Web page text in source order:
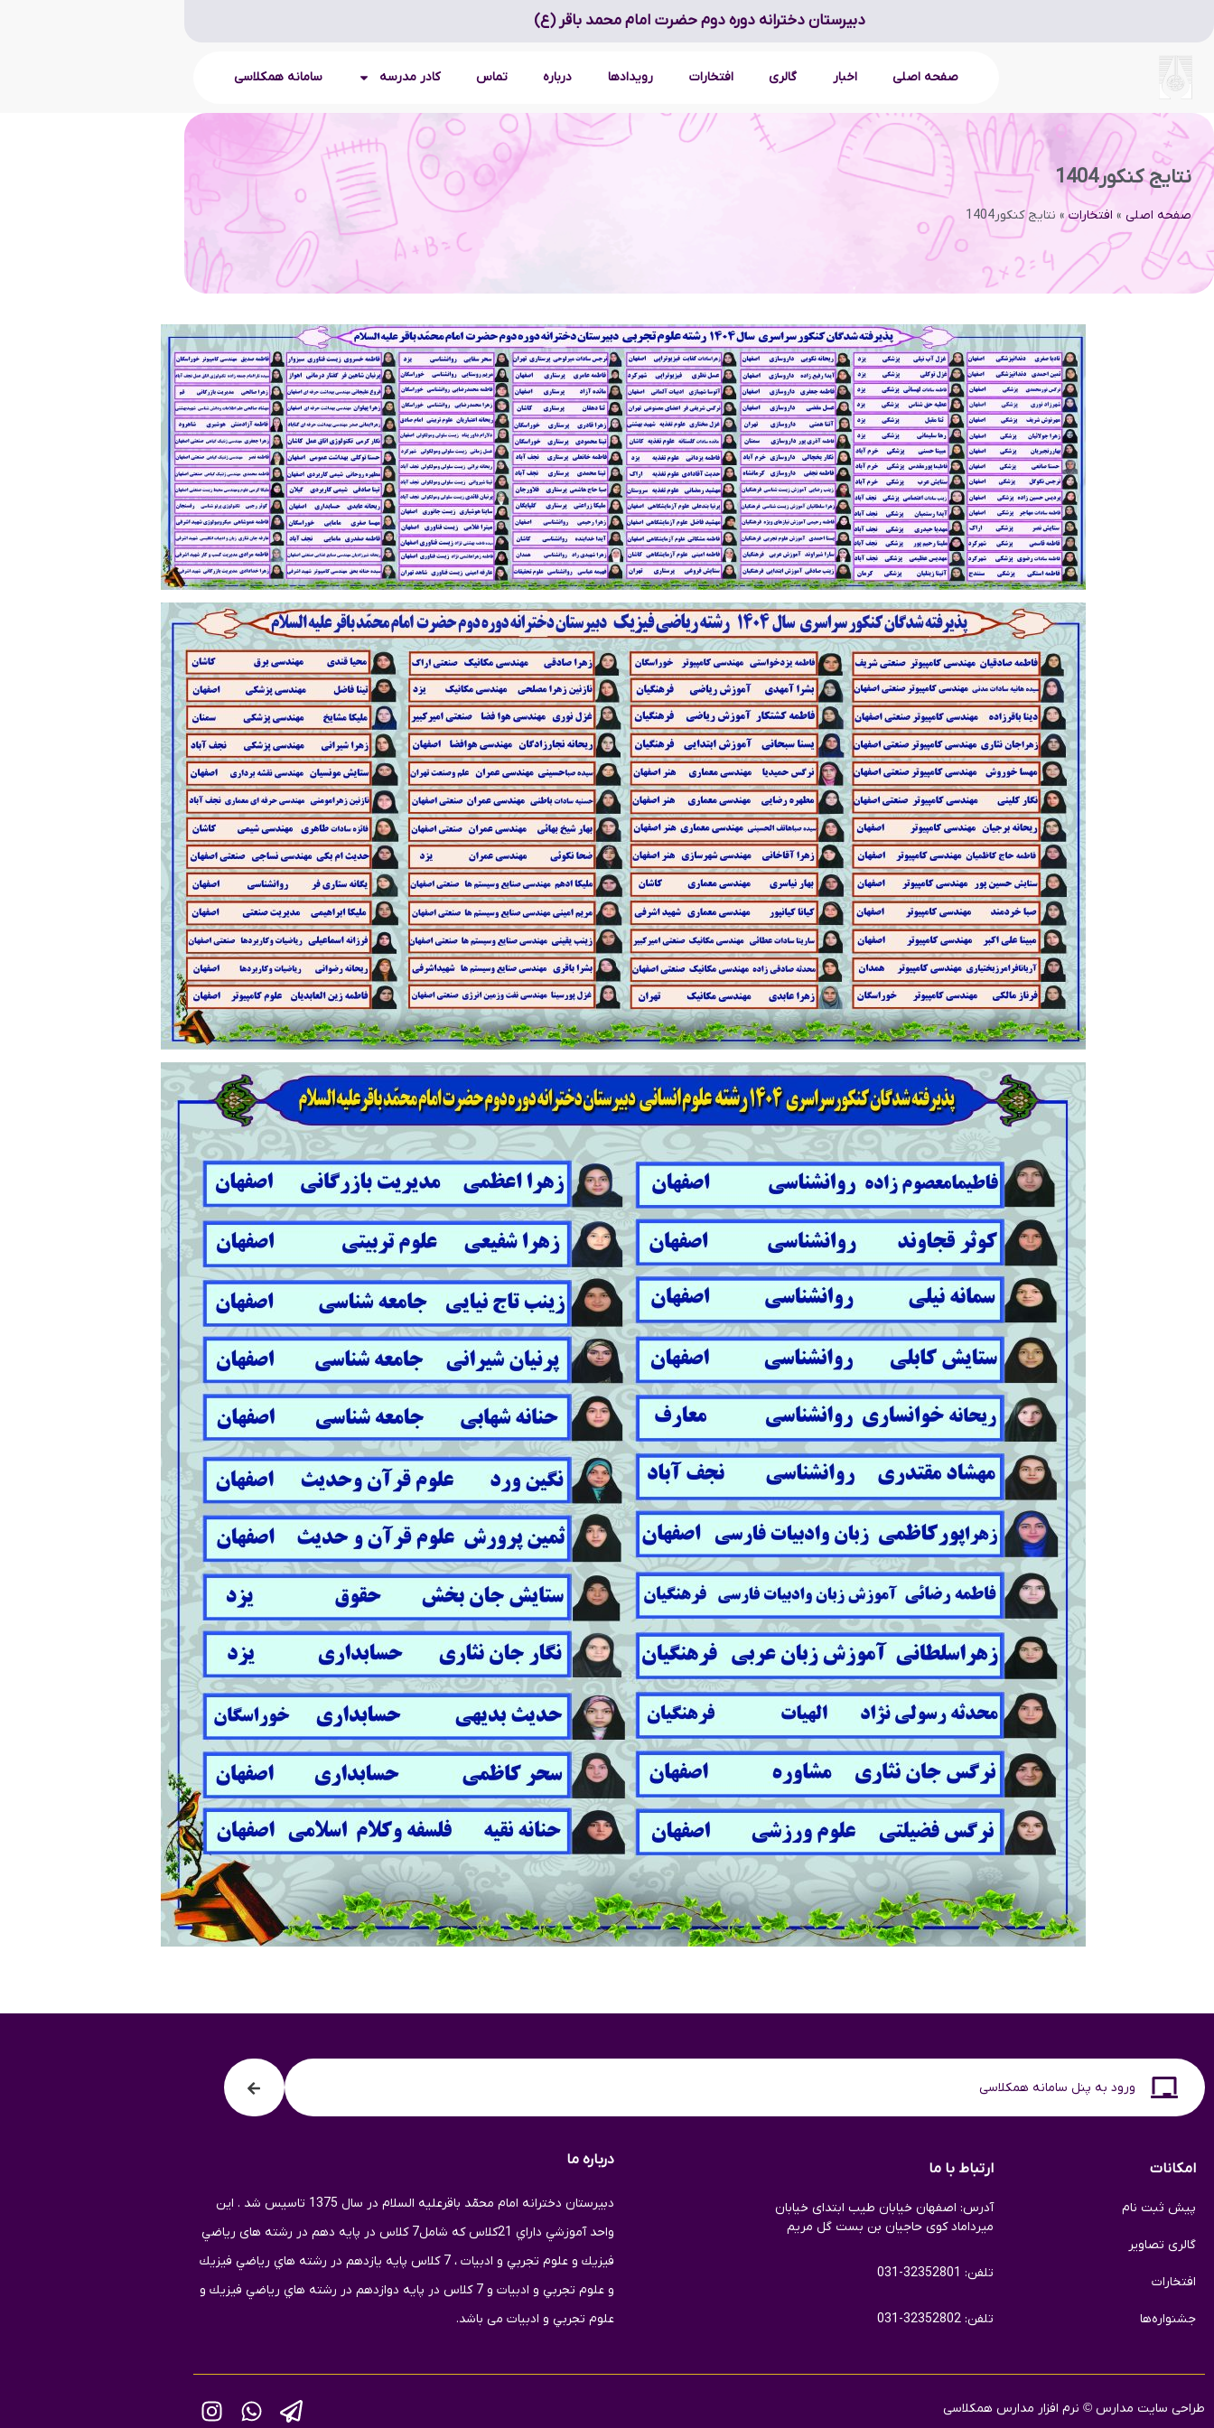
دبیرستان دخترانه دوره دوم حضرت امام محمد باقر (ع)
صفحه اصلی اخبار گالری افتخارات رویدادها درباره تماس کادر مدرسه سامانه همکلاسی
نتایج کنکور1404
صفحه اصلی » افتخارات» نتایج کنکور1404
ورود به پنل سامانه همکلاسی
امکانات
پیش ثبت نام
گالری تصاویر
افتخارات
جشنواره‌ها
ارتباط با ما
آدرس: اصفهان خیابان طیب ابتدای خیابان
میرداماد کوی حاجیان بن بست گل مریم
تلفن: 32352801-031
تلفن: 32352802-031
درباره ما
دبيرستان دخترانه امام محمّد باقرعلیه السلام در سال 1375 تاسيس شد . اين
واحد آموزشي داراي 21كلاس كه شامل7 كلاس در پايه دهم در رشته های رياضي
فيزيك و علوم تجربي و ادبیات ، 7 كلاس پايه یازدهم در رشته هاي رياضي فيزيك
و علوم تجربي و ادبیات و 7 کلاس در پایه دوازدهم در رشته هاي رياضي فيزيك و
علوم تجربي و ادبیات می باشد.
طراحی سایت مدارس © نرم افزار مدارس همکلاسی